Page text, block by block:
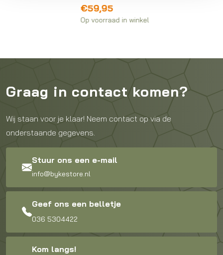
Op voorraad in winkel
Graag in contact komen?
Wij staan voor je klaar! Neem contact op via de
onderstaande gegevens.
Stuur ons een e-mail
info@bykestore.nl
Geef ons een belletje
036 5304422
Kom langs!